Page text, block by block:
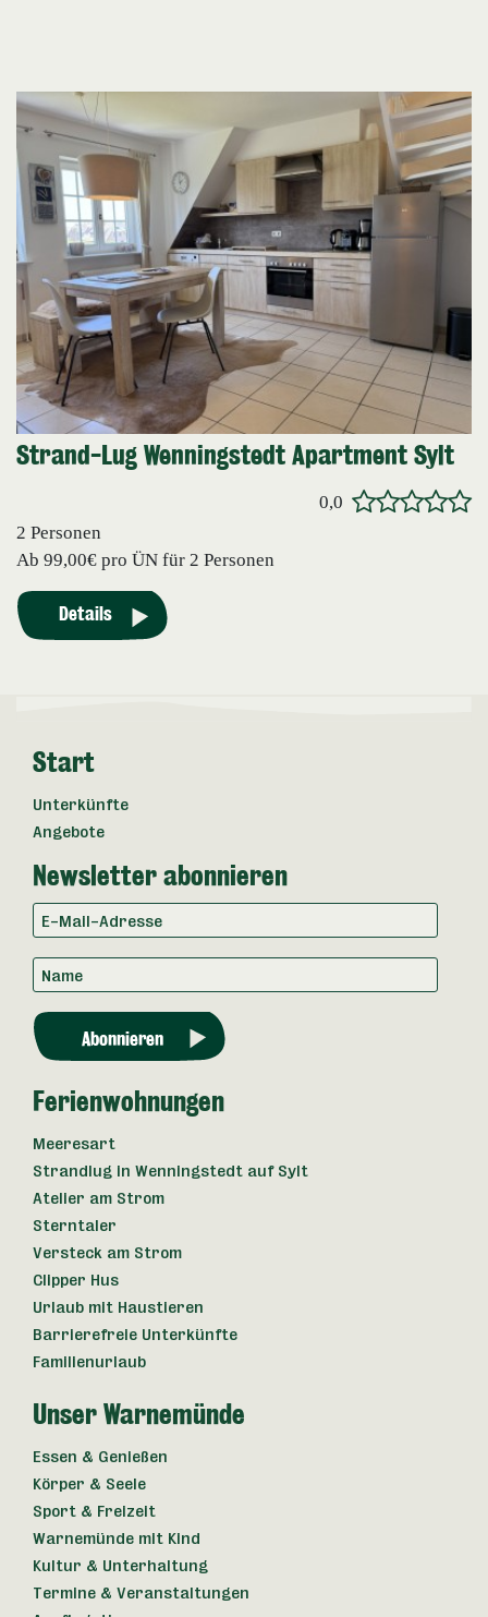
Strand-Lug Wenningstedt Apartment Sylt
0,0
2 Personen
Ab 99,00€ pro ÜN für 2 Personen
Details
Start
Unterkünfte
Angebote
Newsletter abonnieren
Ferienwohnungen
Meeresart
Strandlug in Wenningstedt auf Sylt
Atelier am Strom
Sterntaler
Versteck am Strom
Clipper Hus
Urlaub mit Haustieren
Barrierefreie Unterkünfte
Familienurlaub
Unser Warnemünde
Essen & Genießen
Körper & Seele
Sport & Freizeit
Warnemünde mit Kind
Kultur & Unterhaltung
Termine & Veranstaltungen